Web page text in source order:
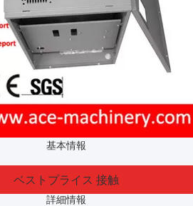
基本情報
ベストプライス 接触
詳細情報